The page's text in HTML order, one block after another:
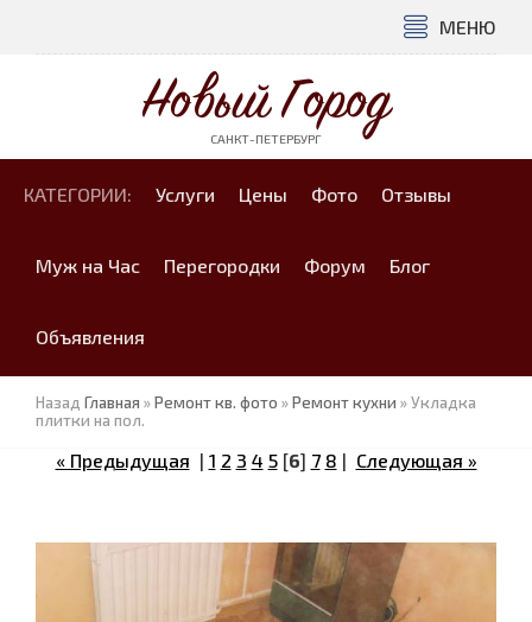
МЕНЮ
Новый Город
САНКТ-ПЕТЕРБУРГ
КАТЕГОРИИ: Услуги Цены Фото Отзывы
Муж на Час Перегородки Форум Блог
Объявления
Назад Главная »Ремонт кв. фото »Ремонт кухни » Укладка
плитки на пол.
« Предыдущая | 1 2 3 4 5[6] 7 8 | Следующая »